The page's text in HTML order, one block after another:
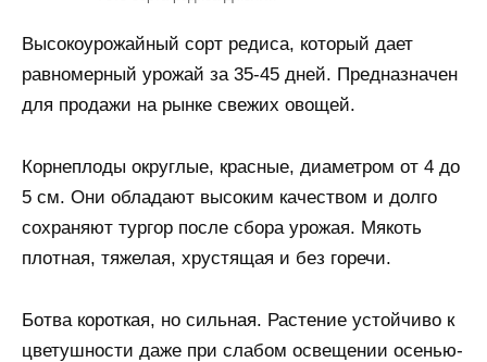
Высокоурожайный сорт редиса, который дает
равномерный урожай за 35-45 дней. Предназначен
для продажи на рынке свежих овощей.
Корнеплоды округлые, красные, диаметром от 4 до
5 см. Они обладают высоким качеством и долго
сохраняют тургор после сбора урожая. Мякоть
плотная, тяжелая, хрустящая и без горечи.
Ботва короткая, но сильная. Растение устойчиво к
цветушности даже при слабом освещении осенью-